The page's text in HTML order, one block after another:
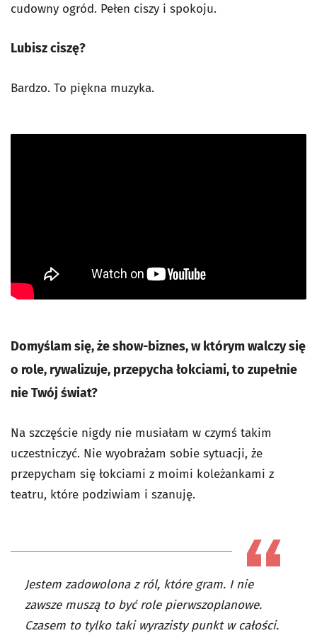
cudowny ogród. Pełen ciszy i spokoju.
Lubisz ciszę?
Bardzo. To piękna muzyka.
Domyślam się, że show-biznes, w którym walczy się
o role, rywalizuje, przepycha łokciami, to zupełnie
nie Twój świat?
Na szczęście nigdy nie musiałam w czymś takim
uczestniczyć. Nie wyobrażam sobie sytuacji, że
przepycham się łokciami z moimi koleżankami z
teatru, które podziwiam i szanuję.
Jestem zadowolona z ról, które gram. I nie
zawsze muszą to być role pierwszoplanowe.
Czasem to tylko taki wyrazisty punkt w całości.